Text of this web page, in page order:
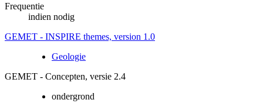
Frequentie
indien nodig
GEMET - INSPIRE themes, version 1.0
Geologie
GEMET - Concepten, versie 2.4
ondergrond